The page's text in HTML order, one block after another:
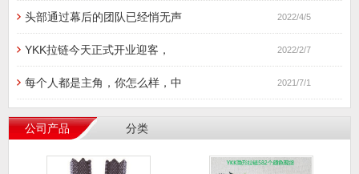
头部通过幕后的团队已经悄无声 2022/4/5
YKK拉链今天正式开业迎客， 2022/2/7
每个人都是主角，你怎么样，中 2021/7/1
公司产品 分类